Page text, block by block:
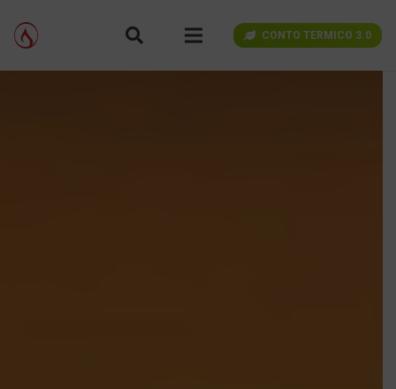
CONTO TERMICO 3.0